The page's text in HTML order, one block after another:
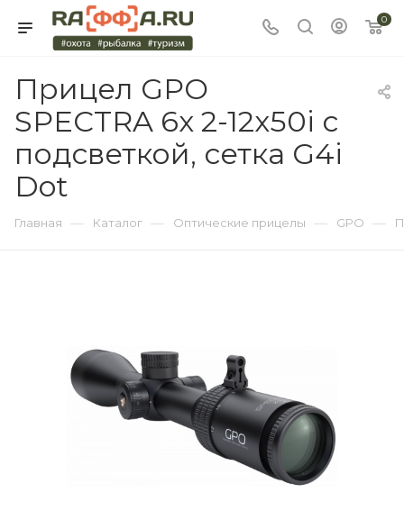
0
Прицел GPO
SPECTRA 6x 2-12x50i с
подсветкой, сетка G4i
Dot
Главная — Каталог — Оптические прицелы — GPO —